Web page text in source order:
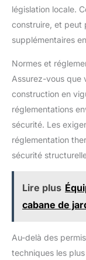
législation locale.
construire, et peut
supplémentaires
Normes et
Assurez-vous que
construction en
réglementations
sécurité. Les
réglementation
sécurité
Lire plus
cabane de
Au-delà des
techniques les